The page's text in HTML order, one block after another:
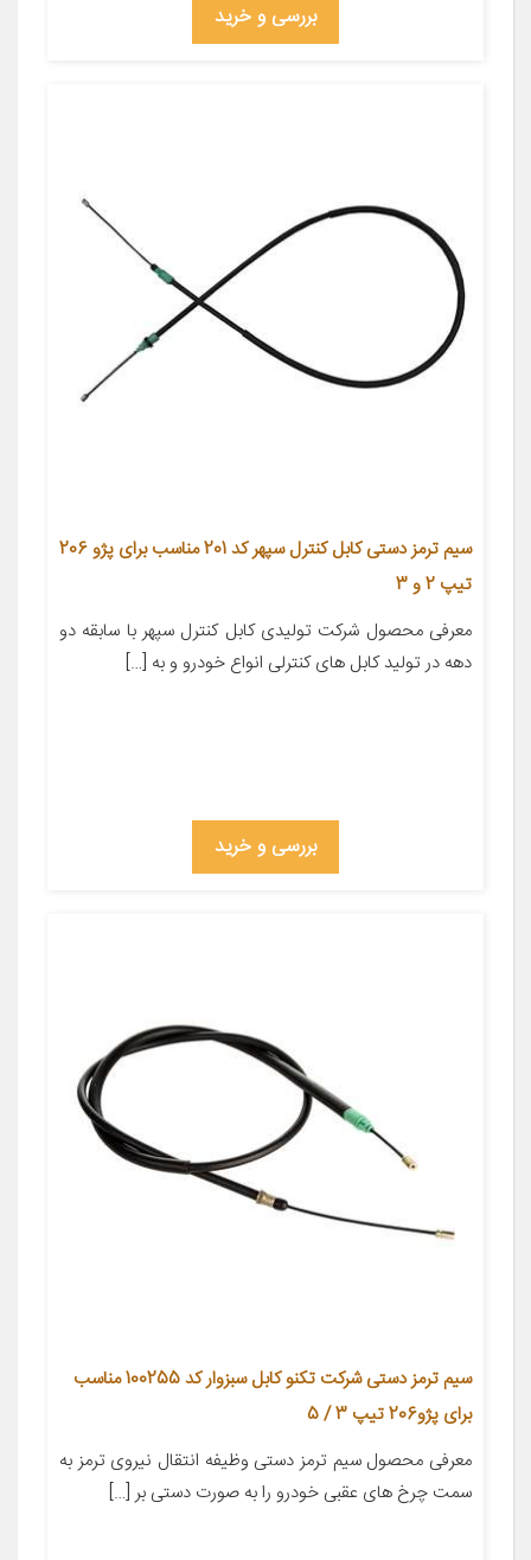
بررسی و خرید
سیم ترمز دستی کابل کنترل سپهر کد 201 مناسب برای پژو 206
تیپ 2 و 3
معرفی محصول شرکت تولیدی کابل کنترل سپهر با سابقه دو
دهه در تولید کابل های کنترلی انواع خودرو و به […]
بررسی و خرید
سیم ترمز دستی شرکت تکنو کابل سبزوار کد 100255 مناسب
برای پژو206 تیپ 3 / 5
معرفی محصول سیم ترمز دستی وظیفه انتقال نیروی ترمز به
سمت چرخ های عقبی خودرو را به صورت دستی بر […]